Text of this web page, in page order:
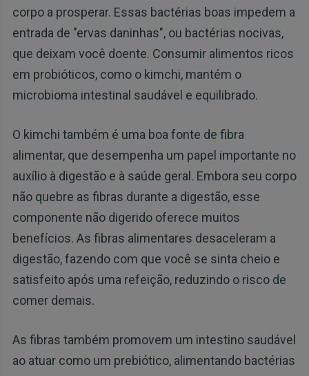
corpo a prosperar. Essas bactérias boas impedem a
entrada de "ervas daninhas", ou bactérias nocivas,
que deixam você doente. Consumir alimentos ricos
em probióticos, como o kimchi, mantém o
microbioma intestinal saudável e equilibrado.
O kimchi também é uma boa fonte de fibra
alimentar, que desempenha um papel importante no
auxílio à digestão e à saúde geral. Embora seu corpo
não quebre as fibras durante a digestão, esse
componente não digerido oferece muitos
benefícios. As fibras alimentares desaceleram a
digestão, fazendo com que você se sinta cheio e
satisfeito após uma refeição, reduzindo o risco de
comer demais.
As fibras também promovem um intestino saudável
ao atuar como um prebiótico, alimentando bactérias